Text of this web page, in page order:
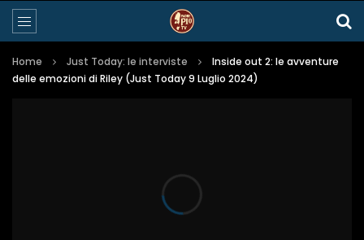
Home Just Today: le interviste
Inside out 2: le avventure
delle emozioni di Riley (Just Today 9 Luglio 2024)